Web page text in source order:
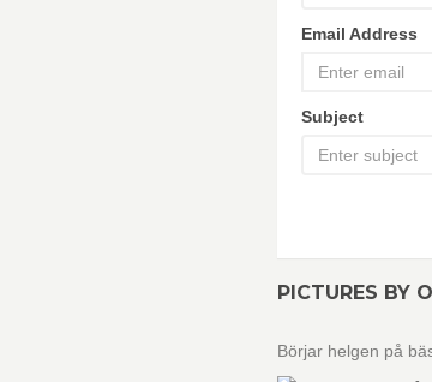
Email Address
Subject
PICTURES BY
Börjar helgen på